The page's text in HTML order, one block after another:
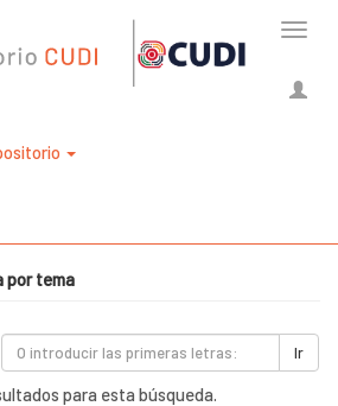
por tema
Ir
para esta búsqueda.